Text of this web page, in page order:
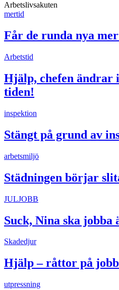
Arbetslivsakuten
mertid
Får de runda nya
Arbetstid
Hjälp, chefen ändrar
tiden!
inspektion
Stängt på grund av
arbetsmiljö
Städningen börjar
JULJOBB
Suck, Nina ska jobba
Skadedjur
Hjälp – råttor på
utpressning